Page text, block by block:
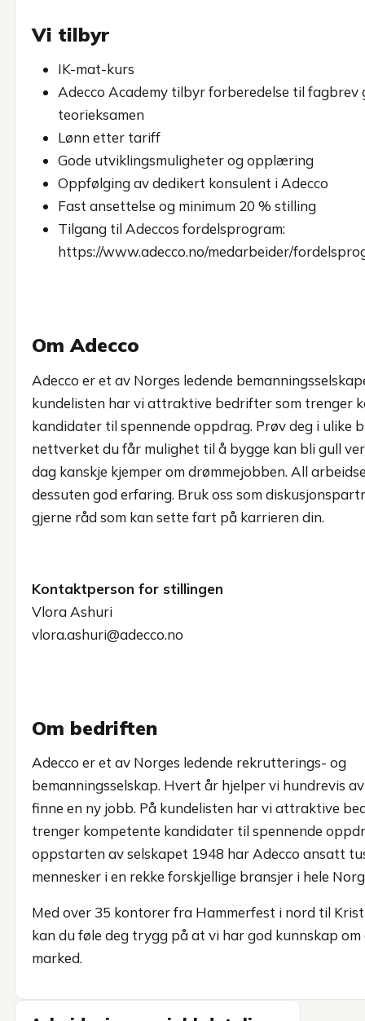
Vi tilbyr
IK-mat-kurs
Adecco Academy tilbyr forberedelse til fagbrev
teorieksamen
Lønn etter tariff
Gode utviklingsmuligheter og opplæring
Oppfølging av dedikert konsulent i Adecco
Fast ansettelse og minimum 20 % stilling
Tilgang til Adeccos fordelsprogram:
https://www.adecco.no/medarbeider/
Om Adecco
Adecco er et av Norges ledende
kundelisten har vi attraktive bedrifter som trenger
kandidater til spennende oppdrag. Prøv deg i ulike
nettverket du får mulighet til å bygge kan bli gull
dag kanskje kjemper om drømmejobben. All
dessuten god erfaring. Bruk oss som
gjerne råd som kan sette fart på karrieren din.
Kontaktperson for stillingen
Vlora Ashuri
vlora.ashuri@adecco.no
Om bedriften
Adecco er et av Norges ledende rekrutterings- og
bemanningsselskap. Hvert år hjelper vi hundrevis
finne en ny jobb. På kundelisten har vi attraktive
trenger kompetente kandidater til spennende
oppstarten av selskapet 1948 har Adecco ansatt
mennesker i en rekke forskjellige bransjer i hele
Med over 35 kontorer fra Hammerfest i nord til
kan du føle deg trygg på at vi har god kunnskap
marked.